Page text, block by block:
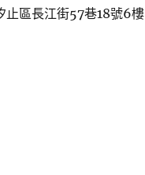
止區長江街57巷18號6樓